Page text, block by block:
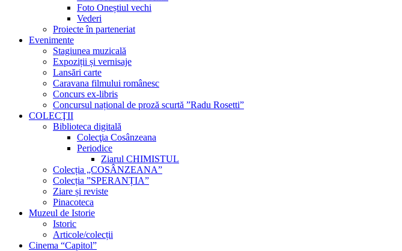
Foto Oneștiul vechi
Vederi
Proiecte în parteneriat
Evenimente
Stagiunea muzicală
Expoziții și vernisaje
Lansări carte
Caravana filmului românesc
Concurs ex-libris
Concursul național de proză scurtă ”Radu Rosetti”
COLECŢII
Biblioteca digitală
Colecţia Cosânzeana
Periodice
Ziarul CHIMISTUL
Colecția „COSÂNZEANA”
Colecția ”SPERANȚIA”
Ziare și reviste
Pinacoteca
Muzeul de Istorie
Istoric
Articole/colecții
Cinema “Capitol”